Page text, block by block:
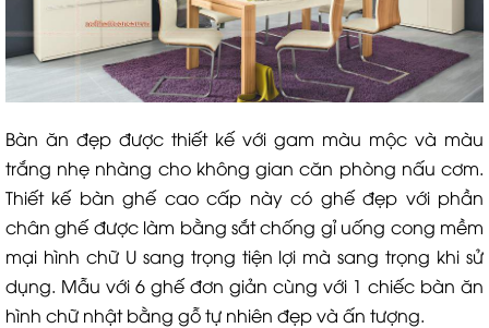
Bàn ăn đẹp được thiết kế với gam màu mộc và màu
trắng nhẹ nhàng cho không gian căn phòng nấu cơm.
Thiết kế bàn ghế cao cấp này có ghế đẹp với phần
chân ghế được làm bằng sắt chống gỉ uống cong mềm
mại hình chữ U sang trọng tiện lợi mà sang trọng khi sử
dụng. Mẫu với 6 ghế đơn giản cùng với 1 chiếc bàn ăn
hình chữ nhật bằng gỗ tự nhiên đẹp và ấn tượng.